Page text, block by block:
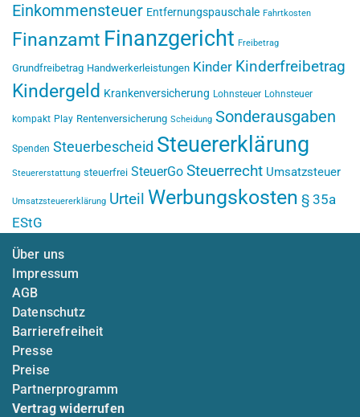
Einkommensteuer Entfernungspauschale Fahrtkosten
Finanzamt Finanzgericht Freibetrag
Grundfreibetrag Handwerkerleistungen Kinder Kinderfreibetrag
Kindergeld Krankenversicherung Lohnsteuer Lohnsteuer
kompakt Play Rentenversicherung Scheidung Sonderausgaben
Spenden Steuerbescheid Steuererklärung
Steuererstattung steuerfrei SteuerGo Steuerrecht Umsatzsteuer
Umsatzsteuererklärung Urteil Werbungskosten § 35a
EStG
Über uns
Impressum
AGB
Datenschutz
Barrierefreiheit
Presse
Preise
Partnerprogramm
Vertrag widerrufen